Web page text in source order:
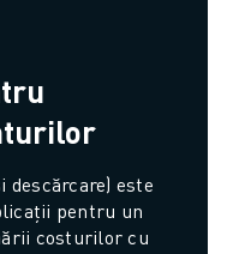
este
pentru un
costurilor cu